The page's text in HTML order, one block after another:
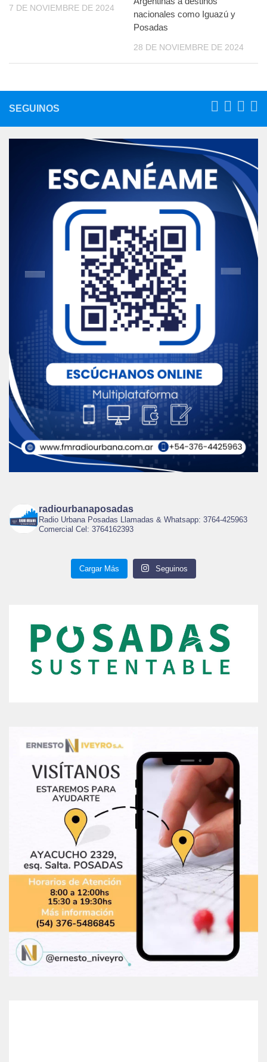
7 DE NOVIEMBRE DE 2024
nacionales como Iguazú y
Posadas
28 DE NOVIEMBRE DE 2024
SEGUINOS
radiourbanaposadas
Radio Urbana Posadas Llamadas & Whatsapp: 3764-425963
Comercial Cel: 3764162393
Cargar Más Seguinos